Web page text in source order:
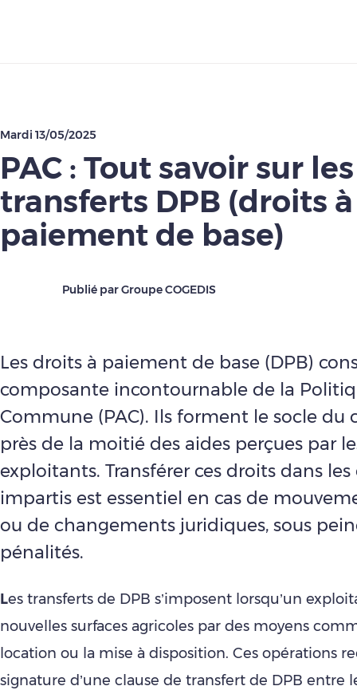
Mardi 13/05/2025
PAC : Tout savoir sur les
transferts DPB (droits à
paiement de base)
Publié par Groupe COGEDIS
Les droits à paiement de base (DPB)
composante incontournable de la
Commune (PAC). Ils forment le socle du
près de la moitié des aides perçues par
exploitants. Transférer ces droits dans les
impartis est essentiel en cas de
ou de changements juridiques, sous
pénalités.
Les transferts de DPB s’imposent lorsqu’un
nouvelles surfaces agricoles par des moyens
location ou la mise à disposition. Ces opérations
signature d’une clause de transfert de DPB entre